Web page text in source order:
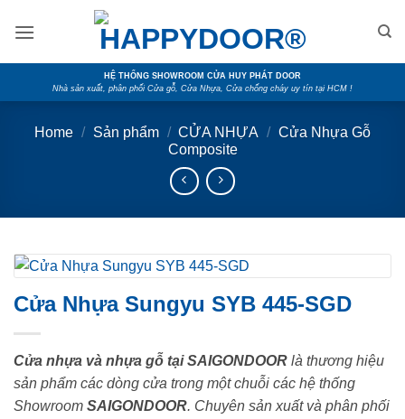
HỆ THỐNG SHOWROOM CỬA HUY PHÁT DOOR
Nhà sản xuất, phân phối Cửa gỗ, Cửa Nhựa, Cửa chống cháy uy tín tại HCM !
Home / Sản phẩm / CỬA NHỰA / Cửa Nhựa Gỗ
Composite
Cửa Nhựa Sungyu SYB 445-SGD
Cửa nhựa và nhựa gỗ tại SAIGONDOOR là thương hiệu
sản phẩm các dòng cửa trong một chuỗi các hệ thống
Showroom SAIGONDOOR. Chuyên sản xuất và phân phối